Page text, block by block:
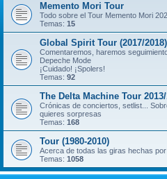
Memento Mori Tour
Todo sobre el Tour Memento Mori
Temas: 15
Global Spirit Tour (2017/2018)
Comentaremos, haremos
Depeche Mode
¡Cuidado! ¡Spolers!
Temas: 92
The Delta Machine Tour
Crónicas de conciertos, setlist...
quieres sorpresas
Temas: 168
Tour (1980-2010)
Acerca de todas las giras hechas por
Temas: 1058